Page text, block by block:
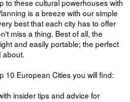
to these cultural powerhouses with
is a breeze with our simple
best that each city has to offer
miss a thing. Best of all, the
and easily portable; the perfect
about.
10 European Cities you will find:
insider tips and advice for